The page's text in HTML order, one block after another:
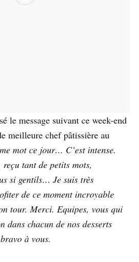
le message suivant ce week-end
meilleure chef pâtissière au
mot ce jour… C’est intense.
tant de petits mots,
si gentils… Je suis très
de ce moment incroyable
tour. Merci. Equipes, vous qui
dans chacun de nos desserts
à vous.